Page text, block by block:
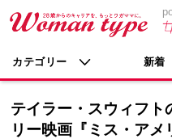
カテゴリー 新着
テイラー・スウィフト
リー映画『ミス・ア